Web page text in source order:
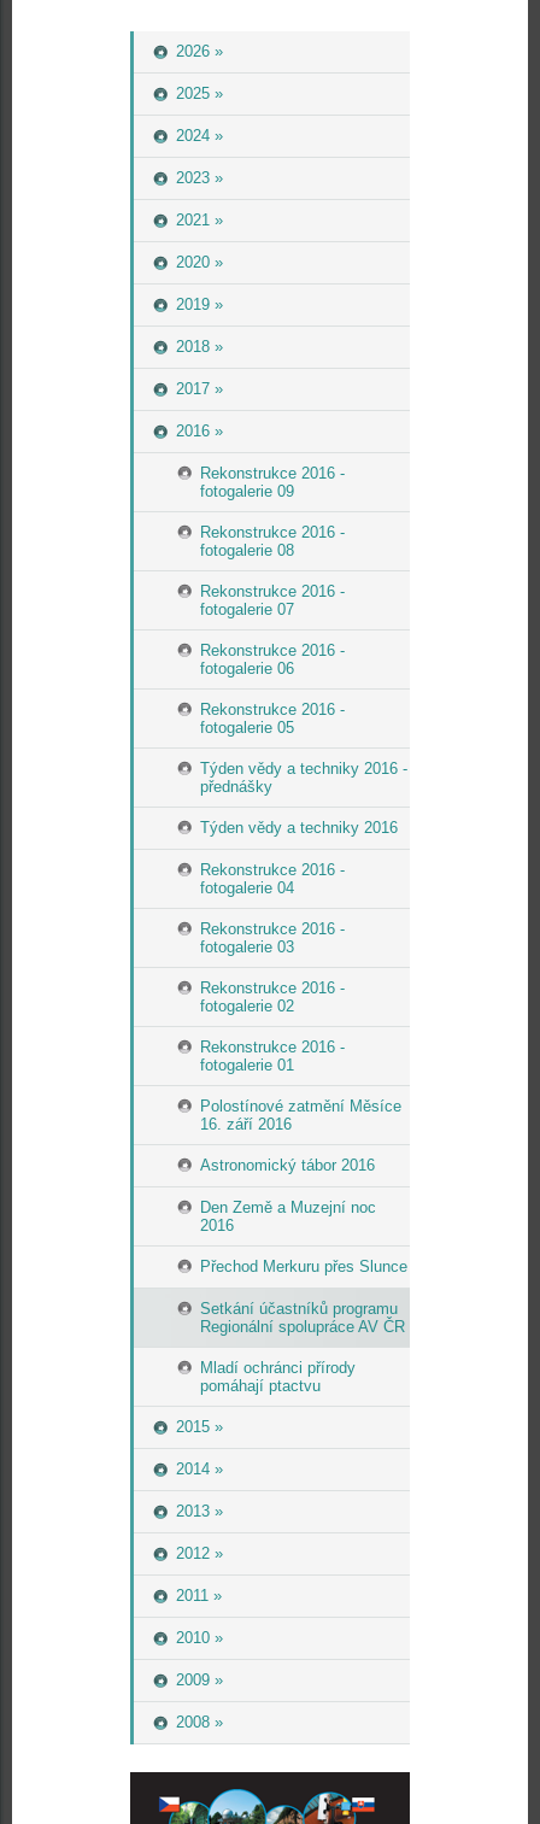
2026 »
2025 »
2024 »
2023 »
2021 »
2020 »
2019 »
2018 »
2017 »
2016 »
Rekonstrukce 2016 -
fotogalerie 09
Rekonstrukce 2016 -
fotogalerie 08
Rekonstrukce 2016 -
fotogalerie 07
Rekonstrukce 2016 -
fotogalerie 06
Rekonstrukce 2016 -
fotogalerie 05
Týden vědy a techniky 2016 -
přednášky
Týden vědy a techniky 2016
Rekonstrukce 2016 -
fotogalerie 04
Rekonstrukce 2016 -
fotogalerie 03
Rekonstrukce 2016 -
fotogalerie 02
Rekonstrukce 2016 -
fotogalerie 01
Polostínové zatmění Měsíce
16. září 2016
Astronomický tábor 2016
Den Země a Muzejní noc
2016
Přechod Merkuru přes Slunce
Setkání účastníků programu
Regionální spolupráce AV ČR
Mladí ochránci přírody
pomáhají ptactvu
2015 »
2014 »
2013 »
2012 »
2011 »
2010 »
2009 »
2008 »